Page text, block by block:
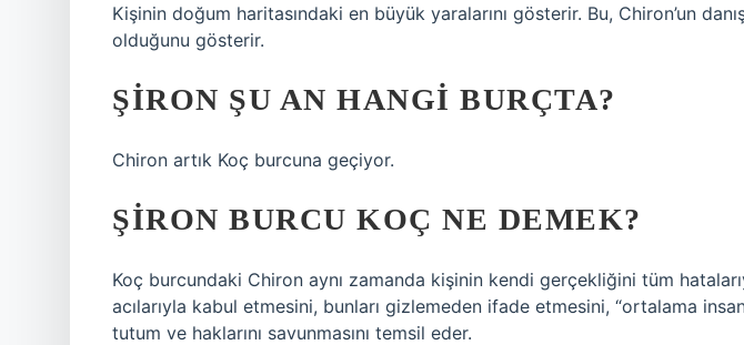
Kişinin doğum haritasındaki en büyük yaralarını gösterir. Bu, Chiron’un
olduğunu gösterir.
ŞIRON ŞU AN HANGI BURÇTA?
Chiron artık Koç burcuna geçiyor.
ŞIRON BURCU KOÇ NE DEMEK?
Koç burcundaki Chiron aynı zamanda kişinin kendi gerçekliğini tüm
acılarıyla kabul etmesini, bunları gizlemeden ifade etmesini, “ortalama
tutum ve haklarını savunmasını temsil eder.